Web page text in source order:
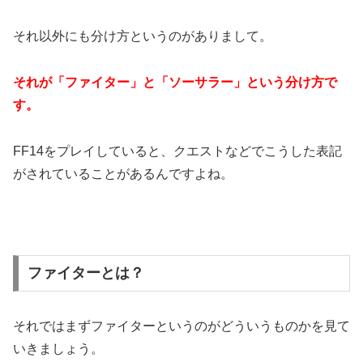
それ以外にも分け方というのがありまして。
それが「ファイター」と「ソーサラー」という分け方で
す。
FF14をプレイしていると、クエストなどでこうした表記
がされていることがあるんですよね。
ファイターとは？
それではまずファイターというのがどういうものかを見て
いきましょう。